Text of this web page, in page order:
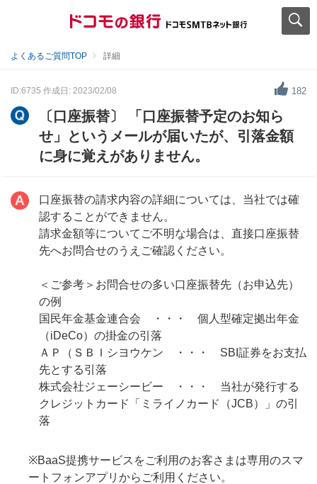
よくあるご質問TOP 詳細
ID:6735 作成日: 2023/02/08 182
〔口座振替〕 「口座振替予定のお知ら
せ」というメールが届いたが、引落金額
に身に覚えがありません。
口座振替の請求内容の詳細については、当社では確
認することができません。
請求金額等についてご不明な場合は、直接口座振替
先へお問合せのうえご確認ください。
＜ご参考＞お問合せの多い口座振替先（お申込先）
の例
国民年金基金連合会 ・・・ 個人型確定拠出年金
（iDeCo）の掛金の引落
ＡＰ（ＳＢＩシヨウケン ・・・ SBI証券をお支払
先とする引落
株式会社ジェーシービー ・・・ 当社が発行する
クレジットカード「ミライノカード（JCB）」の引
落
※BaaS提携サービスをご利用のお客さまは専用のスマ
ートフォンアプリからご利用ください。